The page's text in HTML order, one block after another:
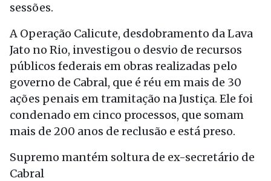
sessões.
A Operação Calicute, desdobramento da Lava
Jato no Rio, investigou o desvio de recursos
públicos federais em obras realizadas pelo
governo de Cabral, que é réu em mais de 30
ações penais em tramitação na Justiça. Ele foi
condenado em cinco processos, que somam
mais de 200 anos de reclusão e está preso.
Supremo mantém soltura de ex-secretário de
Cabral